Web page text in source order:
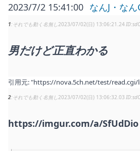
2023/7/2 15:41:00 なんJ・なん
1 それでも動く名無し 2023/07/02(日) 13:06:21.24
男だけど正直わかる
引用元: "https://nova.5ch.net/test/read.cgi/
2 それでも動く名無し 2023/07/02(日) 13:06:32.03
https://imgur.com/a/SfUdDio